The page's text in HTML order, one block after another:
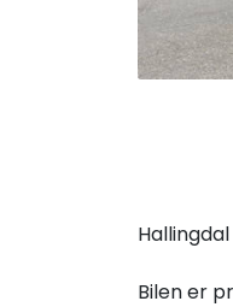
Bilen er